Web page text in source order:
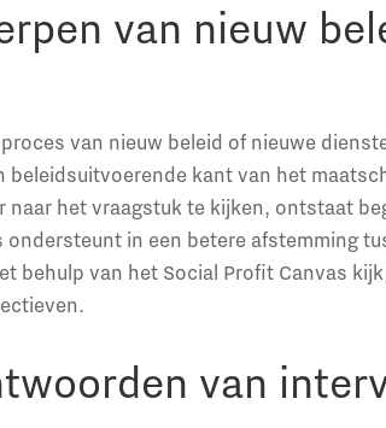
van nieuw
van nieuw beleid of nieuwe
beleidsuitvoerende kant van het
naar het vraagstuk te kijken, ontstaat
ondersteunt in een betere afstemming
behulp van het Social Profit Canvas
van